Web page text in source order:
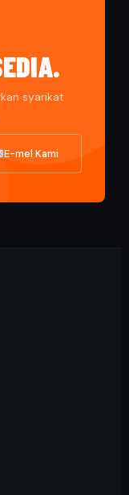
syarikat
E-mel Kami